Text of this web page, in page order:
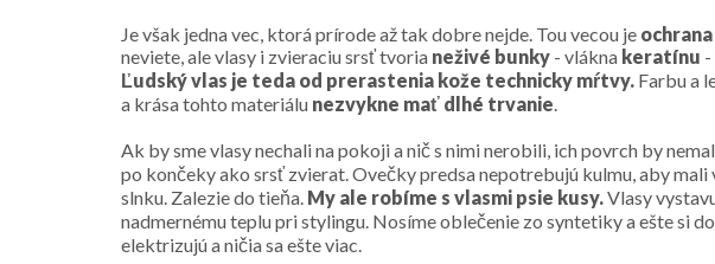
Je však jedna vec, ktorá prírode až tak dobre nejde. Tou vecou je
neviete, ale vlasy i zvieraciu srsť tvoria neživé bunky - vlákna keratínu -
Ľudský vlas je teda od prerastenia kože technicky mŕtvy. Farbu a
a krása tohto materiálu nezvykne mať dlhé trvanie.
Ak by sme vlasy nechali na pokoji a nič s nimi nerobili, ich povrch by
po končeky ako srsť zvierat. Ovečky predsa nepotrebujú kulmu, aby mali
slnku. Zalezie do tieňa. My ale robíme s vlasmi psie kusy.Vlasy
nadmernému teplu pri stylingu. Nosíme oblečenie zo syntetiky a ešte si
elektrizujú a ničia sa ešte viac.